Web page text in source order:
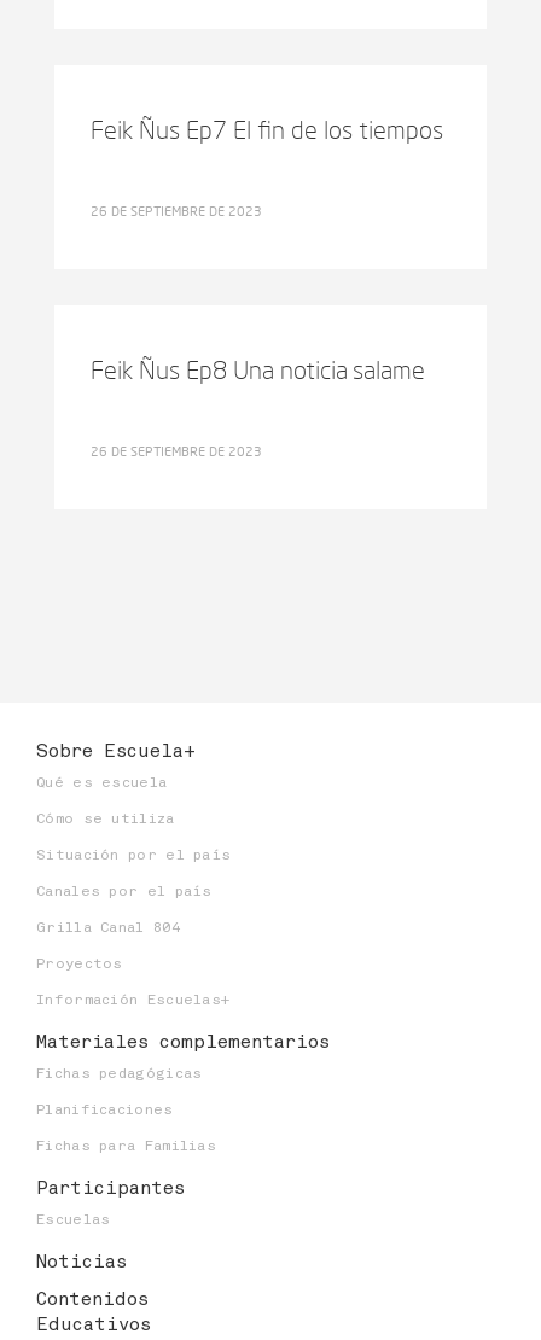
Feik Ñus Ep7 El fin de los tiempos
26 DE SEPTIEMBRE DE 2023
Feik Ñus Ep8 Una noticia salame
26 DE SEPTIEMBRE DE 2023
Sobre Escuela+
Qué es escuela
Cómo se utiliza
Situación por el país
Canales por el país
Grilla Canal 804
Proyectos
Información Escuelas+
Materiales complementarios
Fichas pedagógicas
Planificaciones
Fichas para Familias
Participantes
Escuelas
Noticias
Contenidos
Educativos